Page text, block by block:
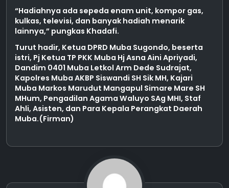
“Hadiahnya ada sepeda enam unit, kompor gas,
kulkas, televisi, dan banyak hadiah menarik
lainnya,” pungkas Khadafi.
Turut hadir, Ketua DPRD Muba Sugondo, beserta
istri, Pj Ketua TP PKK Muba Hj Asna Aini Apriyadi,
Dandim 0401 Muba Letkol Arm Dede Sudrajat,
Kapolres Muba AKBP Siswandi SH Sik MH, Kajari
Muba Markos Marudut Mangapul Simare Mare SH
MHum, Pengadilan Agama Waluyo SAg MHI, Staf
Ahli, Asisten, dan Para Kepala Perangkat Daerah
Muba.(Firman)